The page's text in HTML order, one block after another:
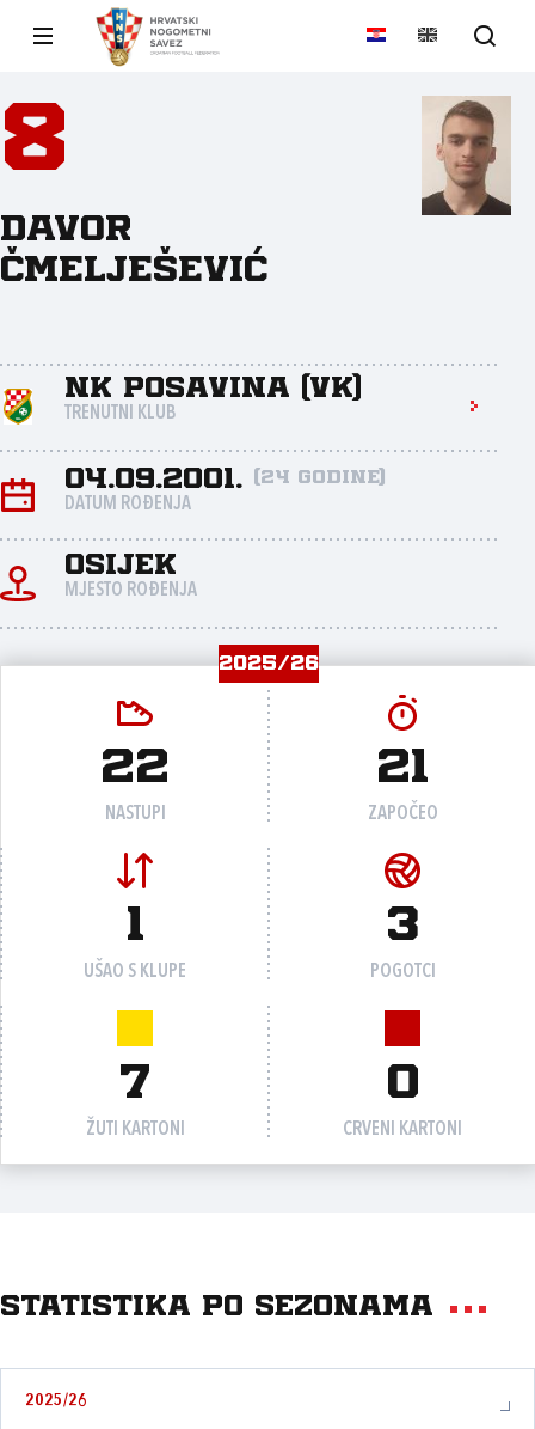
8
Davor
Čmelješević
NK Posavina (VK)
TRENUTNI KLUB
04.09.2001. (24 godine)
DATUM ROĐENJA
Osijek
MJESTO ROĐENJA
2025/26
22
NASTUPI
21
ZAPOČEO
1
UŠAO S KLUPE
3
POGOTCI
7
ŽUTI KARTONI
0
CRVENI KARTONI
Statistika po sezonama
2025/26